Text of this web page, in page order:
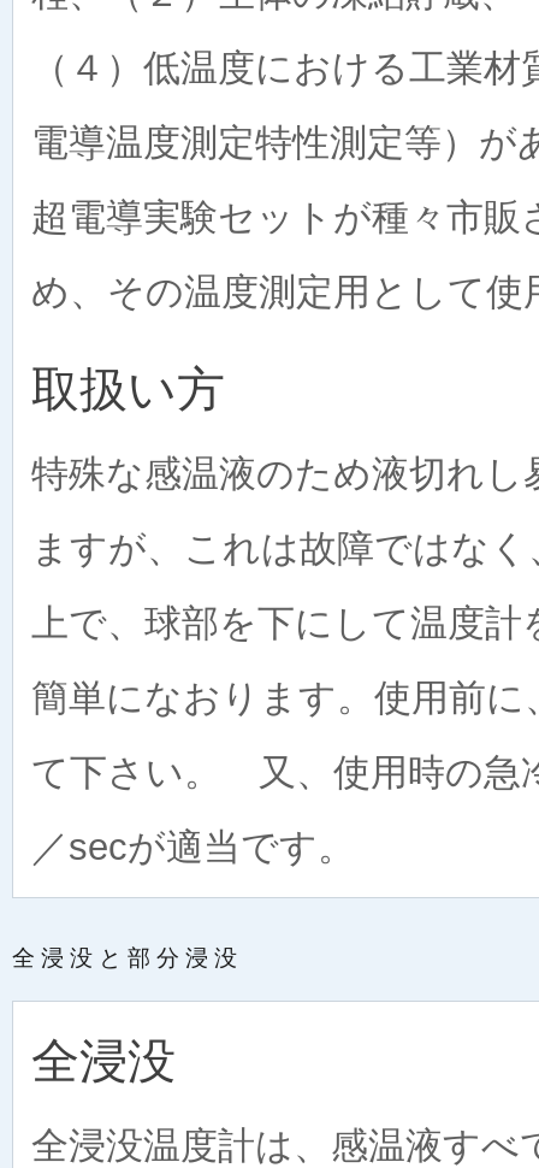
（４）低温度における工業
電導温度測定特性測定等）
超電導実験セットが種々市
め、その温度測定用として
取扱い方
特殊な感温液のため液切れ
ますが、これは故障ではな
上で、球部を下にして温度
簡単になおります。使用前
て下さい。 又、使用時の急
／secが適当です。
全浸没と部分浸没
全浸没
全浸没温度計は、感温液す